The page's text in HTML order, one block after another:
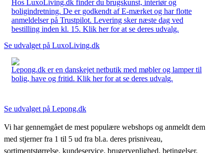
Hos LuxoLiving.dk finder du brugskunst, interiør og
boligindretning. De er godkendt af E-mærket og har flotte
anmeldelser på Trustpilot. Levering sker næste dag ved
bestilling inden kl. 15. Klik her for at se deres udvalg.
Se udvalget på LuxoLiving.dk
Lepong.dk er en danskejet netbutik med møbler og lamper til
bolig, have og fritid. Klik her for at se deres udvalg.
Se udvalget på Lepong.dk
Vi har gennemgået de mest populære webshops og anmeldt dem
med stjerner fra 1 til 5 ud fra bl.a. deres prisniveau,
sortimentstørrelse, kundeservice, brugervenlighed, betingelser,